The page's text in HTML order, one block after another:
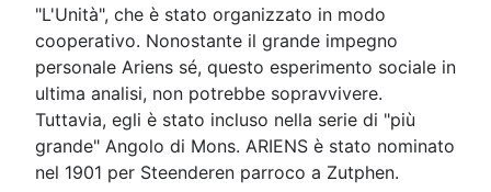
"L'Unità", che è stato organizzato in modo
cooperativo. Nonostante il grande impegno
personale Ariens sé, questo esperimento sociale in
ultima analisi, non potrebbe sopravvivere.
Tuttavia, egli è stato incluso nella serie di "più
grande" Angolo di Mons. ARIENS è stato nominato
nel 1901 per Steenderen parroco a Zutphen.